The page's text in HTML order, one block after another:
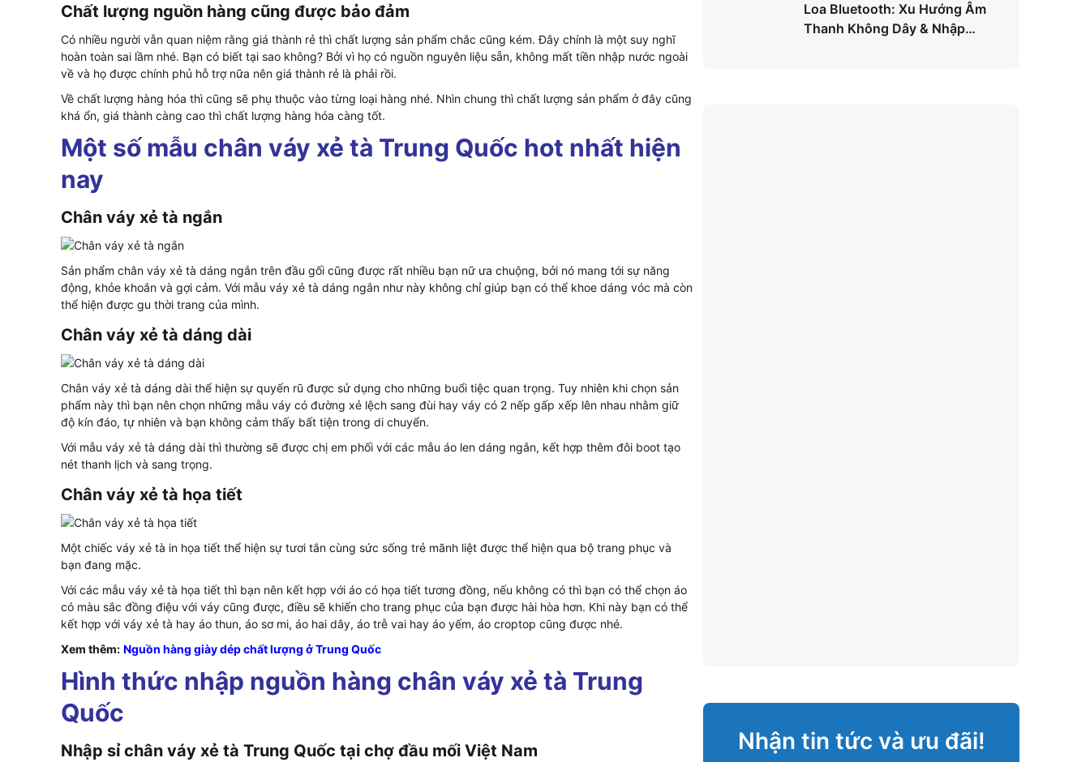
Chất lượng nguồn hàng cũng được bảo đảm
Có nhiều người vẫn quan niệm rằng giá thành rẻ thì chất lượng sản phẩm chắc cũng kém. Đây chính là một suy nghĩ
hoàn toàn sai lầm nhé. Bạn có biết tại sao không? Bởi vì họ có nguồn nguyên liệu sẵn, không mất tiền nhập nước ngoài
về và họ được chính phủ hỗ trợ nữa nên giá thành rẻ là phải rồi.
Về chất lượng hàng hóa thì cũng sẽ phụ thuộc vào từng loại hàng nhé. Nhìn chung thì chất lượng sản phẩm ở đây cũng
khá ổn, giá thành càng cao thì chất lượng hàng hóa càng tốt.
Một số mẫu chân váy xẻ tà Trung Quốc hot nhất hiện
nay
Chân váy xẻ tà ngắn
Sản phẩm chân váy xẻ tà dáng ngắn trên đầu gối cũng được rất nhiều bạn nữ ưa chuộng, bởi nó mang tới sự năng
động, khỏe khoắn và gợi cảm. Với mẫu váy xẻ tà dáng ngắn như này không chỉ giúp bạn có thể khoe dáng vóc mà còn
thể hiện được gu thời trang của mình.
Chân váy xẻ tà dáng dài
Chân váy xẻ tà dáng dài thể hiện sự quyến rũ được sử dụng cho những buổi tiệc quan trọng. Tuy nhiên khi chọn sản
phẩm này thì bạn nên chọn những mẫu váy có đường xẻ lệch sang đùi hay váy có 2 nếp gấp xếp lên nhau nhằm giữ
độ kín đáo, tự nhiên và bạn không cảm thấy bất tiện trong di chuyển.
Với mẫu váy xẻ tà dáng dài thì thường sẽ được chị em phối với các mẫu áo len dáng ngắn, kết hợp thêm đôi boot tạo
nét thanh lịch và sang trọng.
Chân váy xẻ tà họa tiết
Một chiếc váy xẻ tà in họa tiết thể hiện sự tươi tắn cùng sức sống trẻ mãnh liệt được thể hiện qua bộ trang phục và
bạn đang mặc.
Với các mẫu váy xẻ tà họa tiết thì bạn nên kết hợp với áo có họa tiết tương đồng, nếu không có thì bạn có thể chọn áo
có màu sắc đồng điệu với váy cũng được, điều sẽ khiến cho trang phục của bạn được hài hòa hơn. Khi này bạn có thể
kết hợp với váy xẻ tà hay áo thun, áo sơ mi, áo hai dây, áo trễ vai hay áo yếm, áo croptop cũng được nhé.
Xem thêm: Nguồn hàng giày dép chất lượng ở Trung Quốc
Hình thức nhập nguồn hàng chân váy xẻ tà Trung
Quốc
Nhập sỉ chân váy xẻ tà Trung Quốc tại chợ đầu mối Việt Nam
Loa Bluetooth: Xu Hướng Âm
Thanh Không Dây & Nhập
Nhận tin tức và ưu đãi!